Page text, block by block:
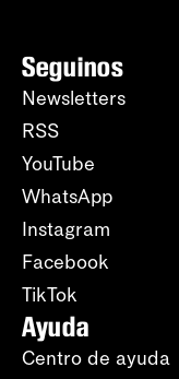
Seguinos
Newsletters
RSS
YouTube
WhatsApp
Instagram
Facebook
TikTok
Ayuda
Centro de ayuda